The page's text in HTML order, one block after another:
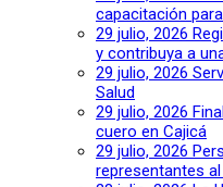
capacitación
29 julio, 2026
y contribuya a
29 julio, 2026
Salud
29 julio, 2026
cuero en Cajicá
29 julio, 2026
representantes